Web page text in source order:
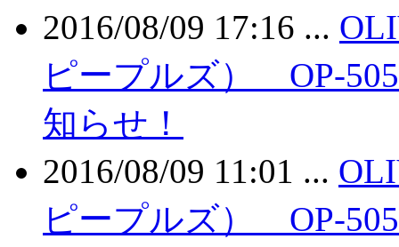
2016/08/09 17:16 ...
ピープルズ） OP-
知らせ！
2016/08/09 11:01 ...
ピープルズ） OP-